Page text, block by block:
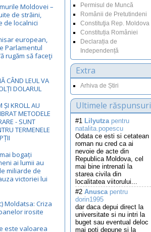
Permisul de Muncă
Românii de Pretutindeni
Constituţia Rep. Moldova
Constituția României
Declarația de
Independență
Extra
Arhiva de Știri
Ultimele răspunsuri
#1 Lilyutzapentru
natalita.popescu
Odata ce esti si cetatean
roman nu cred ca ai
nevoie de acte din
Republica Moldova, cel
mai bine intrenati la
starea civila din
localitatea viitorului...
#2 Anuscapentru
dorin1995
dar daca depui direct la
universitate si nu intri la
buget sau eventual deloc
mai poti depune si la
Moldovei –
de străini,
de localnici
european,
Parlamentul
rugăm să faceţi
CÂND LEUL VA
DOLARUL
ȘI KROLL AU
METODELE
- SUNT
TERMENELE
bogați
ai lumii au
miliarde de
victoriei lui
Moldatsa: Criza
irosite
este valoarea